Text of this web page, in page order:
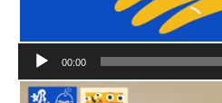
播
00:00